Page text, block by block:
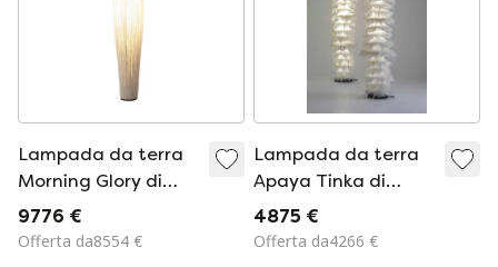
Lampada da terra
Morning Glory di
Aqua Creations
9776 €
Offerta da8554 €
Lampada da terra
Apaya Tinka di
Aqua Creations
4875 €
Offerta da4266 €